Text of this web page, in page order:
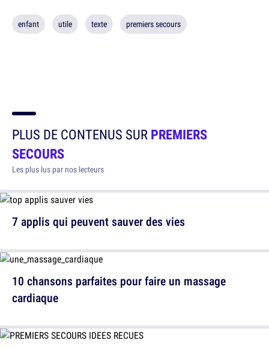
enfant utile texte premiers secours
PLUS DE CONTENUS SURPREMIERS
SECOURS
Les plus lus par nos lecteurs
7 applis qui peuvent sauver des vies
10 chansons parfaites pour faire un massage
cardiaque